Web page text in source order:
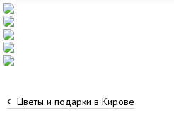
Цветы и подарки в Кирове